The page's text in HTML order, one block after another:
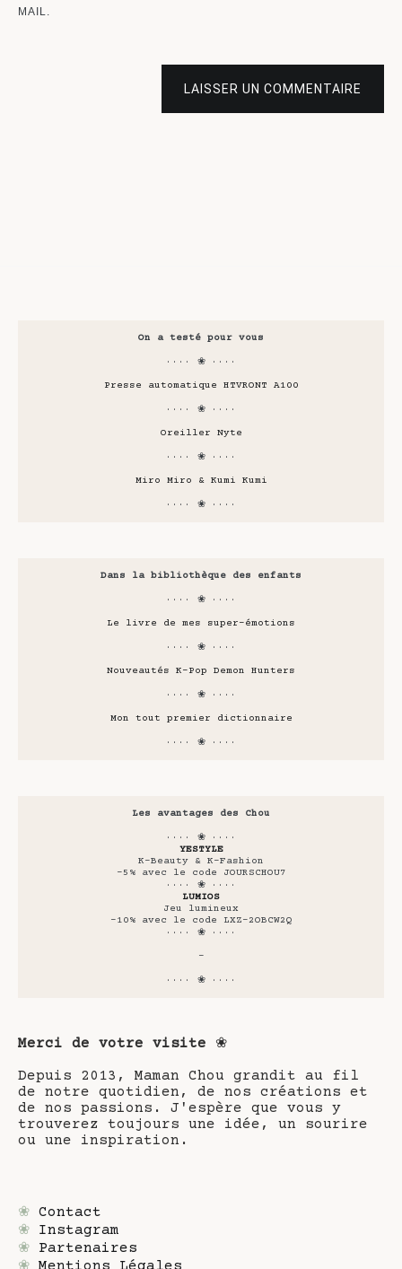
MAIL.
LAISSER UN COMMENTAIRE
On a testé pour vous
···· ❀ ····
Presse automatique HTVRONT A100
···· ❀ ····
Oreiller Nyte
···· ❀ ····
Miro Miro & Kumi Kumi
···· ❀ ····
Dans la bibliothèque des enfants
···· ❀ ····
Le livre de mes super-émotions
···· ❀ ····
Nouveautés K-Pop Demon Hunters
···· ❀ ····
Mon tout premier dictionnaire
···· ❀ ····
Les avantages des Chou
···· ❀ ····
YESTYLE
K-Beauty & K-Fashion
-5% avec le code JOURSCHOU7
···· ❀ ····
LUMIOS
Jeu lumineux
-10% avec le code LXZ-2OBCW2Q
···· ❀ ····
-
···· ❀ ····
Merci de votre visite ❀
Depuis 2013, Maman Chou grandit au fil
de notre quotidien, de nos créations et
de nos passions. J'espère que vous y
trouverez toujours une idée, un sourire
ou une inspiration.
❀ Contact
❀ Instagram
❀ Partenaires